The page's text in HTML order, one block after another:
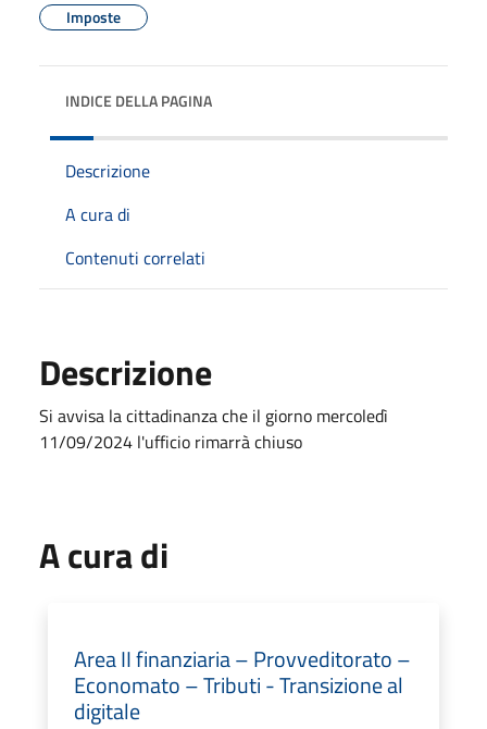
Imposte
INDICE DELLA PAGINA
Descrizione
A cura di
Contenuti correlati
Descrizione
Si avvisa la cittadinanza che il giorno mercoledì
11/09/2024 l'ufficio rimarrà chiuso
A cura di
Area II finanziaria – Provveditorato –
Economato – Tributi - Transizione al
digitale